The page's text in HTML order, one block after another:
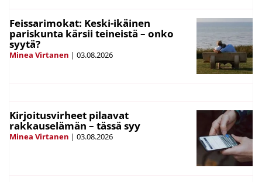
Feissarimokat: Keski-ikäinen
pariskunta kärsii teineistä – onko
syytä?
Minea Virtanen | 03.08.2026
Kirjoitusvirheet pilaavat
rakkauselämän – tässä syy
Minea Virtanen | 03.08.2026